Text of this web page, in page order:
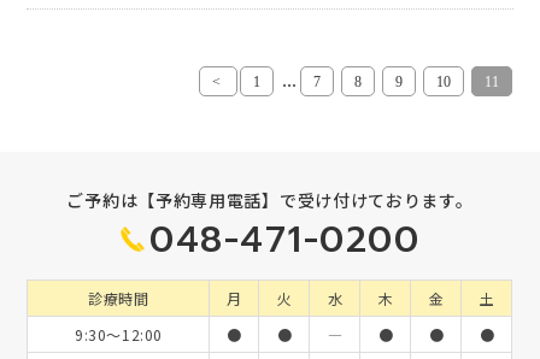
< 1 ... 7 8 9 10 11
ご予約は【予約専用電話】で受け付けております。
048-471-0200
診療時間 月 火 水 木 金
土
9:30～12:00
● ● ― ● ●
●